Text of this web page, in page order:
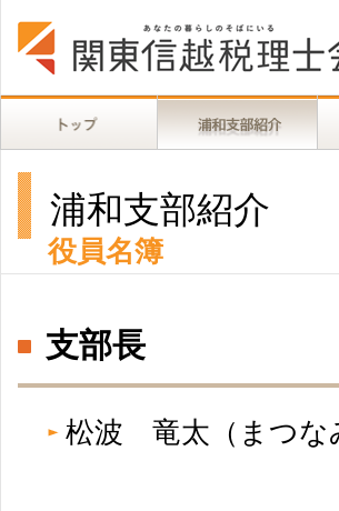
浦和支部紹介
役員名簿
支部長
松波 竜太（まつ